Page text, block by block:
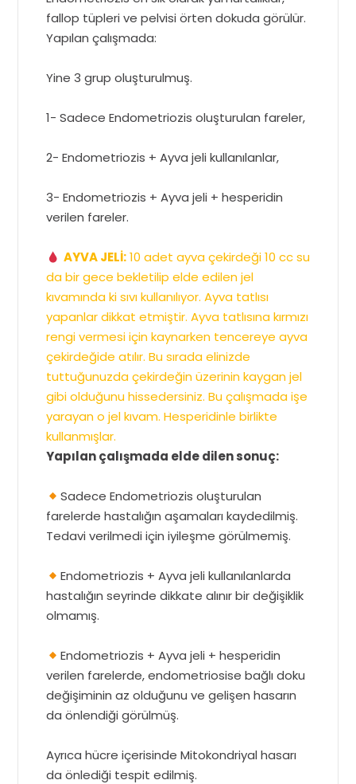
fallop tüpleri ve pelvisi örten dokuda görülür.
Yapılan çalışmada:
Yine 3 grup oluşturulmuş.
1- Sadece Endometriozis oluşturulan fareler,
2- Endometriozis + Ayva jeli kullanılanlar,
3- Endometriozis + Ayva jeli + hesperidin
verilen fareler.
AYVA JELİ:10 adet ayva çekirdeği 10 cc su
da bir gece bekletilip elde edilen jel
kıvamında ki sıvı kullanılıyor. Ayva tatlısı
yapanlar dikkat etmiştir. Ayva tatlısına kırmızı
rengi vermesi için kaynarken tencereye ayva
çekirdeğide atılır. Bu sırada elinizde
tuttuğunuzda çekirdeğin üzerinin kaygan jel
gibi olduğunu hissedersiniz. Bu çalışmada işe
yarayan o jel kıvam. Hesperidinle birlikte
kullanmışlar.
Yapılan çalışmada elde dilen sonuç:
Sadece Endometriozis oluşturulan
farelerde hastalığın aşamaları kaydedilmiş.
Tedavi verilmedi için iyileşme görülmemiş.
Endometriozis + Ayva jeli kullanılanlarda
hastalığın seyrinde dikkate alınır bir değişiklik
olmamış.
Endometriozis + Ayva jeli + hesperidin
verilen farelerde, endometriosise bağlı doku
değişiminin az olduğunu ve gelişen hasarın
da önlendiği görülmüş.
Ayrıca hücre içerisinde Mitokondriyal hasarı
da önlediği tespit edilmiş.